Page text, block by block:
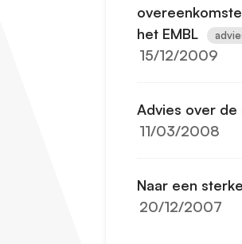
het EMBL
15/12/2009
Advies over
11/03/2008
Naar een
20/12/2007